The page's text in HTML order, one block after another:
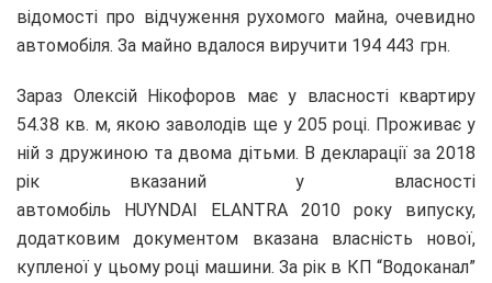
відомості про відчуження рухомого майна, очевидно
автомобіля. За майно вдалося виручити 194 443 грн.
Зараз Олексій Нікофоров має у власності квартиру
54.38 кв. м, якою заволодів ще у 205 році. Проживає у
ній з дружиною та двома дітьми. В декларації за 2018
рік вказаний у власності
автомобіль HUYNDAI ELANTRA 2010 року випуску,
додатковим документом вказана власність нової,
купленої у цьому році машини. За рік в КП “Водоканал”